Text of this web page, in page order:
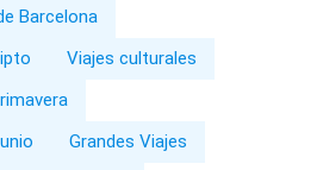
Barcelona
Viajes culturales
Grandes Viajes